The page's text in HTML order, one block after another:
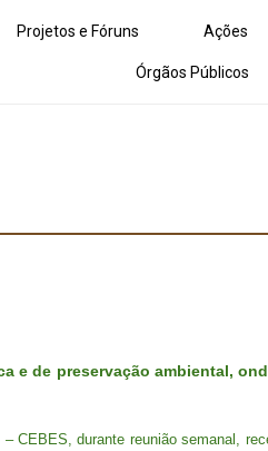
Projetos e Fóruns Ações
Órgãos Públicos
e de preservação ambiental,
CEBES, durante reunião semanal,